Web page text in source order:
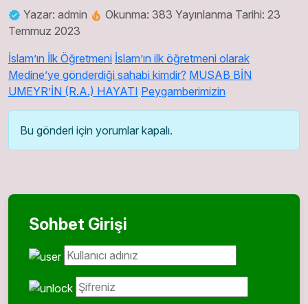
Yazar: admin
Okunma: 383 Yayınlanma Tarihi: 23
Temmuz 2023
İslam’ın İlk Öğretmeni İslam’ın ilk öğretmeni olarak
Medine’ye gönderdiği sahabi kimdir? MUSAB BİN
UMEYR’İN (R.A.) HAYATI Peygamberimizin
Bu gönderi için yorumlar kapalı.
Sohbet Girişi